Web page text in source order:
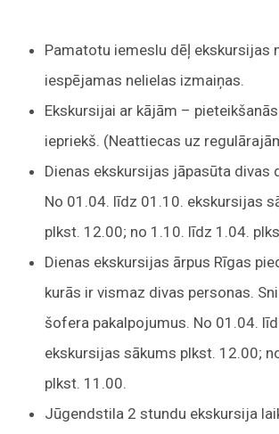
Pamatotu iemeslu dēļ ekskursijas
iespējamas nelielas izmaiņas.
Ekskursijai ar kājām –
iepriekš. (Neattiecas uz
Dienas ekskursijas jāpasūta divas
No 01.04. līdz 01.10. ekskursijas
plkst. 12.00; no 1.10. līdz 1.04.
Dienas ekskursijas ārpus Rīgas
kurās ir vismaz divas personas.
šofera pakalpojumus. No 01.04.
ekskursijas sākums plkst. 12.00;
plkst. 11.00.
Jūgendstila 2 stundu ekskursija